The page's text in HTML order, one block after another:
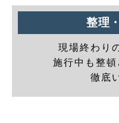
整理
現場終わり
施行中も整
徹底